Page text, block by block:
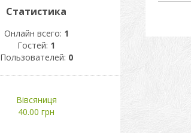
Статистика
Онлайн всего: 1
Гостей: 1
Пользователей: 0
Вівсяниця
40.00 грн